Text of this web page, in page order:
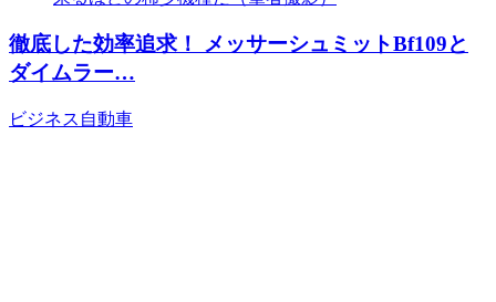
徹底した効率追求！ メッサーシュミットBf109と
ダイムラー…
ビジネス 自動車